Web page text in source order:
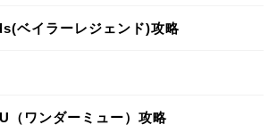
ベイラーレジェンド)攻略
（ワンダーミュー）攻略